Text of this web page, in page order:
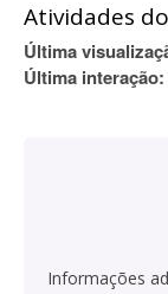
Atividades
Última
Última interação:
Informações